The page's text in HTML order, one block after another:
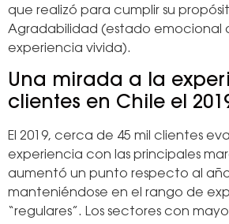
que realizó para cumplir su
Agradabilidad (estado emocional
experiencia vivida).
Una mirada a la
clientes en Chile el
El 2019, cerca de 45 mil clientes
experiencia con las principales
aumentó un punto respecto al
manteniéndose en el rango de
“regulares”. Los sectores con